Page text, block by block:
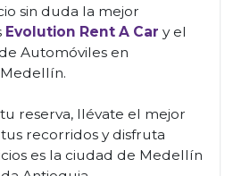
sin duda la mejor
Evolution Rent A Car y el
Automóviles en
Medellín.
reserva, llévate el mejor
recorridos y disfruta
es la ciudad de Medellín